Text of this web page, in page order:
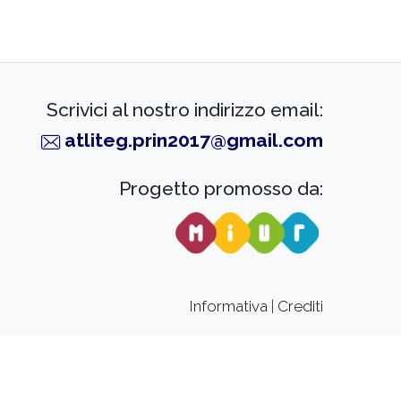
Scrivici al nostro indirizzo email:
atliteg.prin2017@gmail.com
Progetto promosso da:
Informativa | Crediti